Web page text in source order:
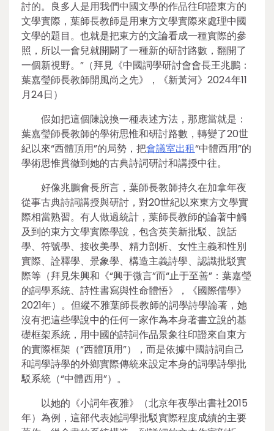
討的。良多人是用我們中國文學的作品往印證東方的
文學實際，葉師長教師是用東方文學實際來處理中國
文學的題目。也就是把東方的文論看成一種實際的參
照，所以一會兒就開闢了一種新的研討路數，翻開了
一個新視野。”（拜見《中國詞學研討會會長王兆鵬：
葉嘉瑩師長教師開風尚之先》，《新黃河》2024年11
月24日）
假如把這個陳說換一種表述方法，那應當就是：
葉嘉瑩師長教師的學術思惟和研討路數，轉變了20世
紀以來“西體頂用”的局勢，把會議室出租“中體西用”的
學術思惟貫徹到她的古典詩詞研討和講授中往。
好像兆鵬會長所言，葉師長教師持久在加拿年夜
從事古典詩詞講授與研討，對20世紀以來東方文學實
際相當熟習。有人做過統計，葉師長教師的論著中觸
及到的東方文學實際學說，包含英美新批駁、說話
學、符號學、接收美學、精力剖析、女性主義和性別
實際、詮釋學、景象學、構造主義詩學、認識批駁實
際等（拜見朱興和《“興于微言”而“止于至善”：葉嘉瑩
的詞學系統、詩性書寫與性命體悟》，《國際儒學》
2021年）。但縱不雅葉師長教師的詞學詩學論著，她
沒有把這些學說中的任何一家作為本身著書立說的基
礎框架系統，用中國的詩詞作品景象往印證來自東方
的實際框架（“西體頂用”），而是依據中國詩詞自己
和詞學詩學的外鄉實際傳統來設定本身的詞學詩學批
駁系統（“中體西用”）。
以她的《小詞年夜雅》（北京年夜學出書社2015
年）為例，這部代表她詞學批駁實際程度成績的主要